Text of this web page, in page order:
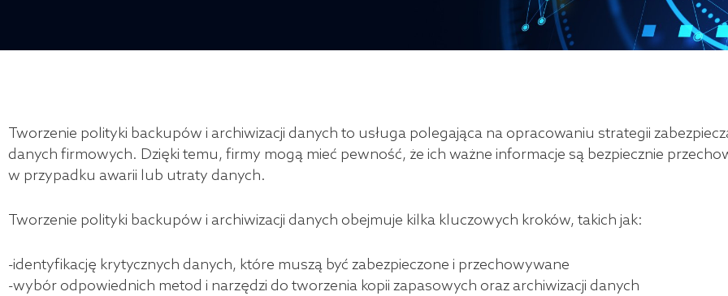
Tworzenie polityki backupów i archiwizacji danych to usługa polegająca na opracowaniu strategii
danych firmowych. Dzięki temu, firmy mogą mieć pewność, że ich ważne informacje są bezpiecznie
w przypadku awarii lub utraty danych.
Tworzenie polityki backupów i archiwizacji danych obejmuje kilka kluczowych kroków, takich jak:
-identyfikację krytycznych danych, które muszą być zabezpieczone i przechowywane
-wybór odpowiednich metod i narzędzi do tworzenia kopii zapasowych oraz archiwizacji danych